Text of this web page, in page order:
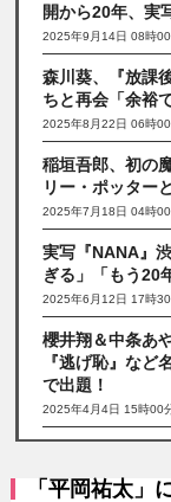
開から20年、実
2025年9月14日 08時
森川葵、『放課
ちと再会「余裕
2025年8月22日 06時
稲垣吾郎、初の
リー・ポッター
2025年7月18日 04時
実写『NANA』
ぎる」「もう20
2025年6月12日 17時
櫻井翔＆中条あ
『逃げ恥』など
で出題！
2025年4月4日 15時00
「平岡祐太」